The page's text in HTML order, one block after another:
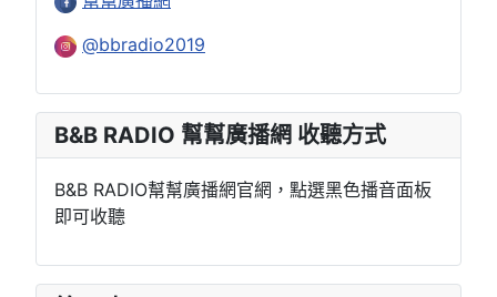
@bbradio2019
B&B RADIO 幫幫廣播網 收聽方式
B&B RADIO幫幫廣播網官網，點選黑色播音面板
即可收聽